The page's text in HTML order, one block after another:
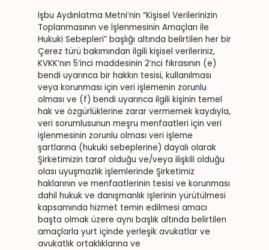
İşbu Aydınlatma Metni’nin “Kişisel Verilerinizin
Toplanmasının ve İşlenmesinin Amaçları ile
Hukuki Sebepleri” başlığı altında belirtilen her bir
Çerez türü bakımından ilgili kişisel verileriniz,
KVKK’nın 5’inci maddesinin 2’nci fıkrasının (e)
bendi uyarınca bir hakkın tesisi, kullanılması
veya korunması için veri işlemenin zorunlu
olması ve (f) bendi uyarınca ilgili kişinin temel
hak ve özgürlüklerine zarar vermemek kaydıyla,
veri sorumlusunun meşru menfaatleri için veri
işlenmesinin zorunlu olması veri işleme
şartlarına (hukuki sebeplerine) dayalı olarak
Şirketimizin taraf olduğu ve/veya ilişkili olduğu
olası uyuşmazlık işlemlerinde Şirketimiz
haklarının ve menfaatlerinin tesisi ve korunması
dahil hukuk ve danışmanlık işlerinin yürütülmesi
kapsamında hizmet temin edilmesi amacı
başta olmak üzere aynı başlık altında belirtilen
amaçlarla yurt içinde yerleşik avukatlar ve
avukatlık ortaklıklarına ve